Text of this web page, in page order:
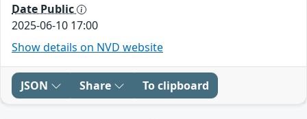
Date Public
2025-06-10 17:00
Show details on NVD website
JSON Share To clipboard